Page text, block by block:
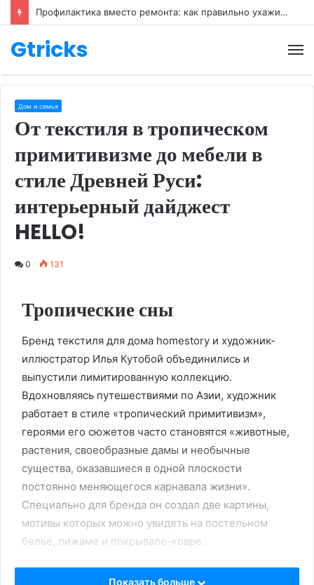
Профилактика вместо ремонта: как правильно ухаживать за обувью
Gtricks
Дом и семья
От текстиля в тропическом
примитивизме до мебели в
стиле Древней Руси:
интерьерный дайджест
HELLO!
0 131
Тропические сны
Бренд текстиля для дома homestory и художник-
иллюстратор Илья Кутобой объединились и
выпустили лимитированную коллекцию.
Вдохновляясь путешествиями по Азии, художник
работает в стиле «тропический примитивизм»,
героями его сюжетов часто становятся «животные,
растения, своеобразные дамы и необычные
существа, оказавшиеся в одной плоскости
постоянно меняющегося карнавала жизни».
Специально для бренда он создал две картины,
мотивы которых можно увидеть на постельном
белье, пижаме и покрывале-ковре.
Показать больше